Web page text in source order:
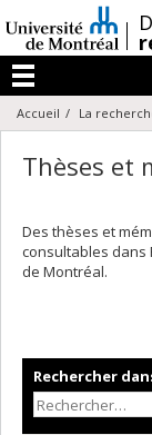
au
contenu
/
Menu
Accueil La
Thèses et
Des thèses et
consultables dans
de Montréal.
Rechercher